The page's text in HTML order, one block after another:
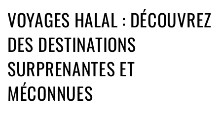
VOYAGES HALAL : DÉCOUVREZ
DES DESTINATIONS
SURPRENANTES ET
MÉCONNUES